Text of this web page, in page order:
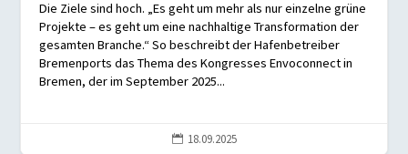
Die Ziele sind hoch. „Es geht um mehr als nur einzelne grüne
Projekte – es geht um eine nachhaltige Transformation der
gesamten Branche.“ So beschreibt der Hafenbetreiber
Bremenports das Thema des Kongresses Envoconnect in
Bremen, der im September 2025...
 18.09.2025